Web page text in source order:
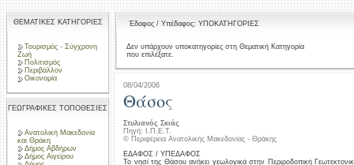
ΘΕΜΑΤΙΚΕΣ ΚΑΤΗΓΟΡΙΕΣ
Τουρισμός - Σύγχρονη
Ζωή
Πολιτισμός
Περιβάλλον
Οικονομία
ΓΕΩΓΡΑΦΙΚΕΣ ΤΟΠΟΘΕΣΙΕΣ
Ανατολική Μακεδονία
και Θράκη
Δήμος Αβδήρων
Δήμος Αιγείρου
Έδαφος / Υπέδαφος: ΥΠΟΚΑΤΗΓΟΡΙΕΣ
Δεν υπάρχουν υποκατηγορίες στη Θεματική Κατηγορία
που επιλέξατε.
08/04/2006
Θάσος
Στυλιανός Σκιάς
Πηγή: Ι.Π.Ε.Τ.
© Περιφέρεια Ανατολικής Μακεδονίας - Θράκης
ΕΔΑΦΟΣ / ΥΠΕΔΑΦΟΣ
Το νησί της Θάσου ανήκει γεωλογικά στην Περιροδοπική